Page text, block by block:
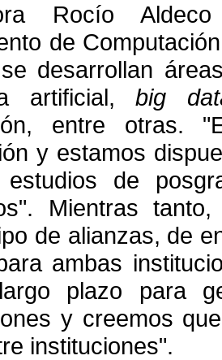
Rocío
de
desarrollan
artificial,big
entre otras.
y estamos
de
Mientras
de alianzas, de
ambas
plazo para
y creemos
instituciones".